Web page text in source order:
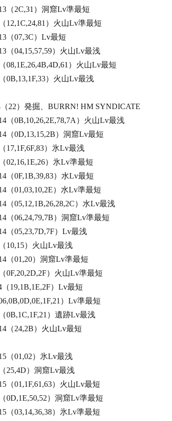
（2C,31）洞窟Lv準最短
12,1C,24,81）火山Lv準最短
（07,3C）Lv最短
（04,15,57,59）火山Lv最浅
08,1E,26,4B,4D,61）火山Lv最短
0B,13,1F,33）火山Lv最浅
22）発掘、BURRN! HM SYNDICATE
（0B,10,26,2E,78,7A）火山Lv最浅
（0D,13,15,2B）洞窟Lv最短
17,1F,6F,83）氷Lv最浅
02,16,1E,26）氷Lv準最短
（0F,1B,39,83）水Lv最短
（01,03,10,2E）水Lv準最短
（05,12,1B,26,28,2C）水Lv最浅
（06,24,79,7B）洞窟Lv準最短
（05,23,7D,7F）Lv最浅
10,15）火山Lv最浅
（01,20）洞窟Lv準最短
0F,20,2D,2F）火山Lv準最短
19,1B,1E,2F）Lv最短
）Lv準最短
0B,1C,1F,21）遺跡Lv最浅
（24,2B）火山Lv最短
（01,02）氷Lv最浅
25,4D）洞窟Lv最浅
（01,1F,61,63）火山Lv最短
0D,1E,50,52）洞窟Lv準最短
（03,14,36,38）氷Lv準最短